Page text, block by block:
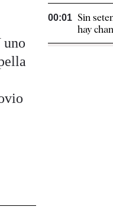
uno
00:01 Sin
hay